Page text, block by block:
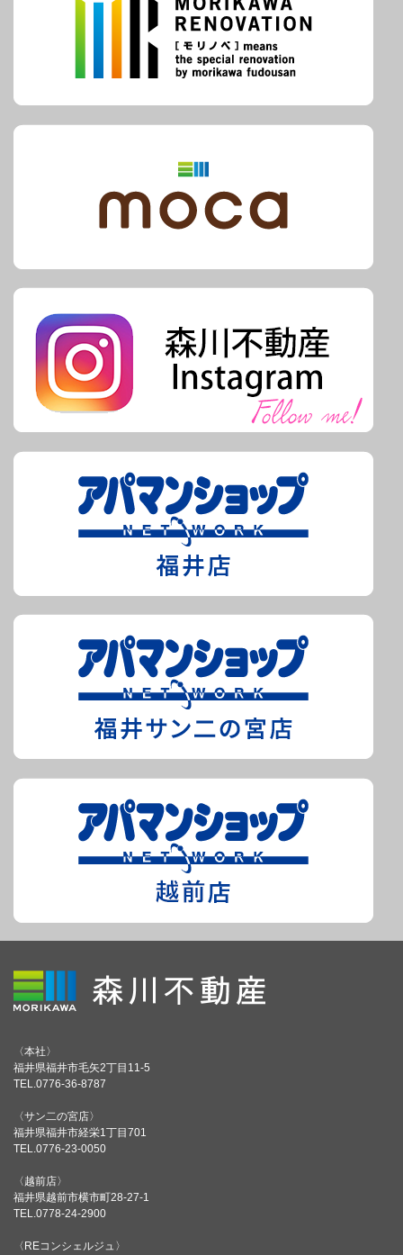
〈本社〉
福井県福井市毛矢2丁目11-5
TEL.0776-36-8787
〈サン二の宮店〉
福井県福井市経栄1丁目701
TEL.0776-23-0050
〈越前店〉
福井県越前市横市町28-27-1
TEL.0778-24-2900
〈REコンシェルジュ〉